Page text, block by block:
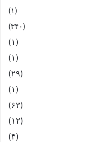
(۱)
(۳۴۰)
(۱)
(۱)
(۲۹)
(۱)
(۶۳)
(۱۲)
(۴)